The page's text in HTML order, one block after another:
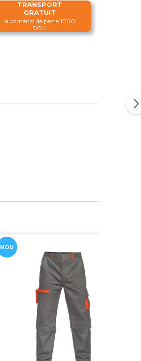
TRANSPORT
GRATUIT
la comenzi de peste 1000
RON
NOU